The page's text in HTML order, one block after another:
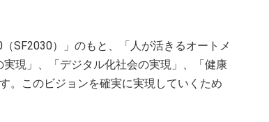
SF2030）」のもと、「人が活きるオートメ
現」、「デジタル化社会の実現」、「健康
。このビジョンを確実に実現していくため